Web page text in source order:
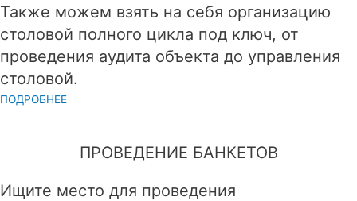
Также можем взять на себя организацию
столовой полного цикла под ключ, от
проведения аудита объекта до управления
столовой.
ПОДРОБНЕЕ
ПРОВЕДЕНИЕ БАНКЕТОВ
Ищите место для проведения